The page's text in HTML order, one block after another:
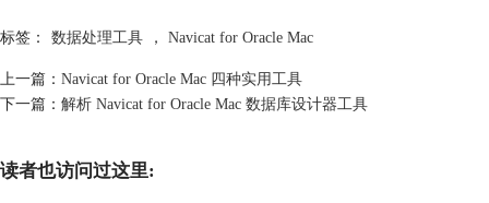
数据传输：在多个数据库间轻松地传输数据，可以选择指定的 SQL 格式
和编码导出数据为 SQL 文件，这个功能可大大的简化迁移数据的进程。
标签： 数据处理工具 ， Navicat for Oracle Mac
上一篇： Navicat for Oracle Mac 四种实用工具
下一篇： 解析 Navicat for Oracle Mac 数据库设计器工具
读者也访问过这里: